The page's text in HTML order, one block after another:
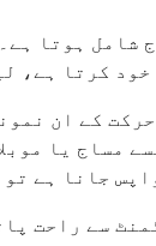
شامل ہوتا
خود کرتا ہے،
کے ان
مساج یا
جانا ہے
سے راحت